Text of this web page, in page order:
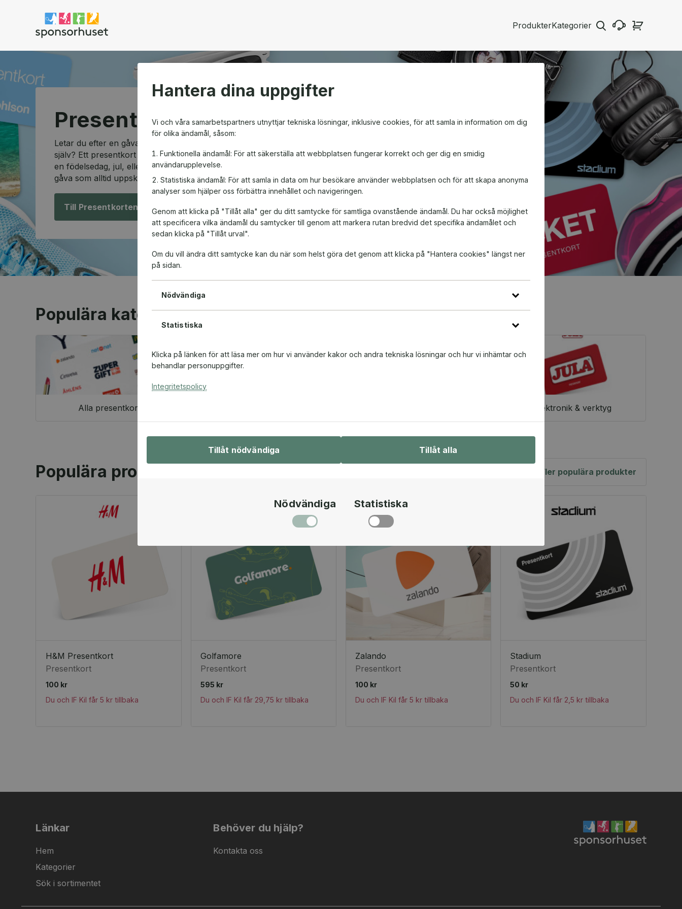
Hantera dina uppgifter
Vi och våra samarbetspartners utnyttjar tekniska lösningar, inklusive cookies, för att samla in information om dig
för olika ändamål, såsom:
Funktionella ändamål: För att säkerställa att webbplatsen fungerar korrekt och ger dig en smidig
användarupplevelse.
Statistiska ändamål: För att samla in data om hur besökare använder webbplatsen och för att skapa anonyma
analyser som hjälper oss förbättra innehållet och navigeringen.
Genom att klicka på "Tillåt alla" ger du ditt samtycke för samtliga ovanstående ändamål. Du har också möjlighet
att specificera vilka ändamål du samtycker till genom att markera rutan bredvid det specifika ändamålet och
sedan klicka på "Tillåt urval".
Om du vill ändra ditt samtycke kan du när som helst göra det genom att klicka på "Hantera cookies" längst ner
på sidan.
Nödvändiga
Statistiska
Klicka på länken för att läsa mer om hur vi använder kakor och andra tekniska lösningar och hur vi inhämtar och
behandlar personuppgifter.
Integritetspolicy
Tillåt nödvändiga Tillåt alla
Nödvändiga Statistiska
ProdukterKategorier
Sponsorhuset shop
Presentkortsshopen
Letar du efter en gåva som passar alla och som ger friheten att välja
själv? Ett presentkort är den perfekta lösningen! Oavsett om det är till
en födelsedag, jul, eller en speciell anledning, är ett presentkort en
gåva som alltid uppskattas.
Till Presentkorten!
Populära kategorier
Alla presentkort Elektronik & verktyg
Populära produkter Fler populära produkter
H&M Presentkort
Presentkort
100 kr
Du och IF Kil får 5 kr tillbaka
Golfamore
Presentkort
595 kr
Du och IF Kil får 29,75 kr tillbaka
Zalando
Presentkort
100 kr
Du och IF Kil får 5 kr tillbaka
Stadium
Presentkort
50 kr
Du och IF Kil får 2,5 kr tillbaka
Länkar
Hem
Kategorier
Sök i sortimentet
Behöver du hjälp?
Kontakta oss